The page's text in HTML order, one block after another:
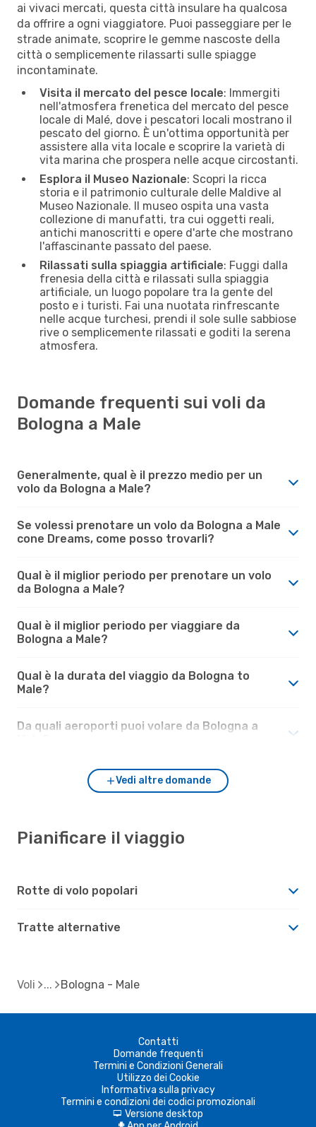
ai vivaci mercati, questa città insulare ha qualcosa
da offrire a ogni viaggiatore. Puoi passeggiare per le
strade animate, scoprire le gemme nascoste della
città o semplicemente rilassarti sulle spiagge
incontaminate.
Visita il mercato del pesce locale: Immergiti
nell'atmosfera frenetica del mercato del pesce
locale di Malé, dove i pescatori locali mostrano il
pescato del giorno. È un'ottima opportunità per
assistere alla vita locale e scoprire la varietà di
vita marina che prospera nelle acque circostanti.
Esplora il Museo Nazionale: Scopri la ricca
storia e il patrimonio culturale delle Maldive al
Museo Nazionale. Il museo ospita una vasta
collezione di manufatti, tra cui oggetti reali,
antichi manoscritti e opere d'arte che mostrano
l'affascinante passato del paese.
Rilassati sulla spiaggia artificiale: Fuggi dalla
frenesia della città e rilassati sulla spiaggia
artificiale, un luogo popolare tra la gente del
posto e i turisti. Fai una nuotata rinfrescante
nelle acque turchesi, prendi il sole sulle sabbiose
rive o semplicemente rilassati e goditi la serena
atmosfera.
Domande frequenti sui voli da
Bologna a Male
Generalmente, qual è il prezzo medio per un
volo da Bologna a Male?
Se volessi prenotare un volo da Bologna a Male
cone Dreams, come posso trovarli?
Qual è il miglior periodo per prenotare un volo
da Bologna a Male?
Qual è il miglior periodo per viaggiare da
Bologna a Male?
Qual è la durata del viaggio da Bologna to
Male?
Da quali aeroporti puoi volare da Bologna a
Vedi altre domande
Pianificare il viaggio
Rotte di volo popolari
Tratte alternative
Voli Bologna - Male
Contatti
Domande frequenti
Termini e Condizioni Generali
Utilizzo dei Cookie
Informativa sulla privacy
Termini e condizioni dei codici promozionali
d Versione desktop